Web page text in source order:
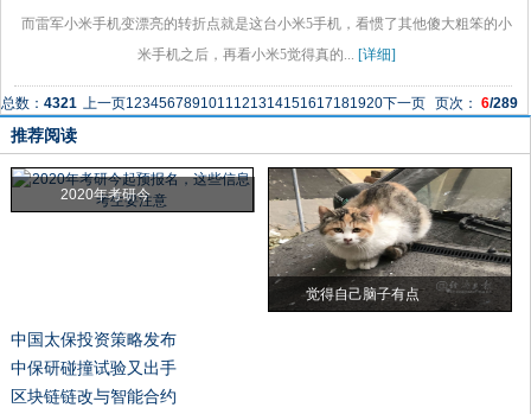
而雷军小米手机变漂亮的转折点就是这台小米5手机，看惯了其他傻大粗笨的小
米手机之后，再看小米5觉得真的... [详细]
总数： 4321 上一页1234567891011121314151617181920下一页 页次： 6/289
推荐阅读
2020年考研今
觉得自己脑子有点
中国太保投资策略发布
中保研碰撞试验又出手
区块链链改与智能合约